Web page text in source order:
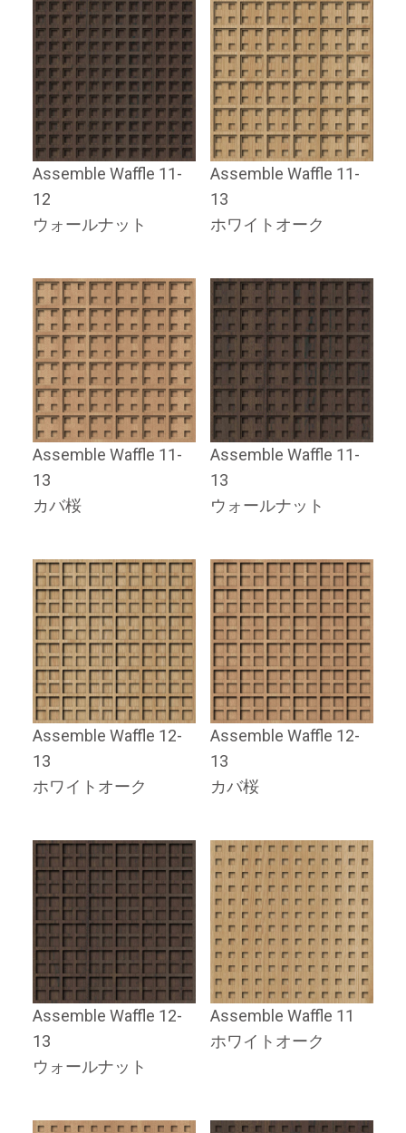
Assemble Waffle 11-
12
ウォールナット
Assemble Waffle 11-
13
ホワイトオーク
Assemble Waffle 11-
13
カバ桜
Assemble Waffle 11-
13
ウォールナット
Assemble Waffle 12-
13
ホワイトオーク
Assemble Waffle 12-
13
カバ桜
Assemble Waffle 12-
13
ウォールナット
Assemble Waffle 11
ホワイトオーク